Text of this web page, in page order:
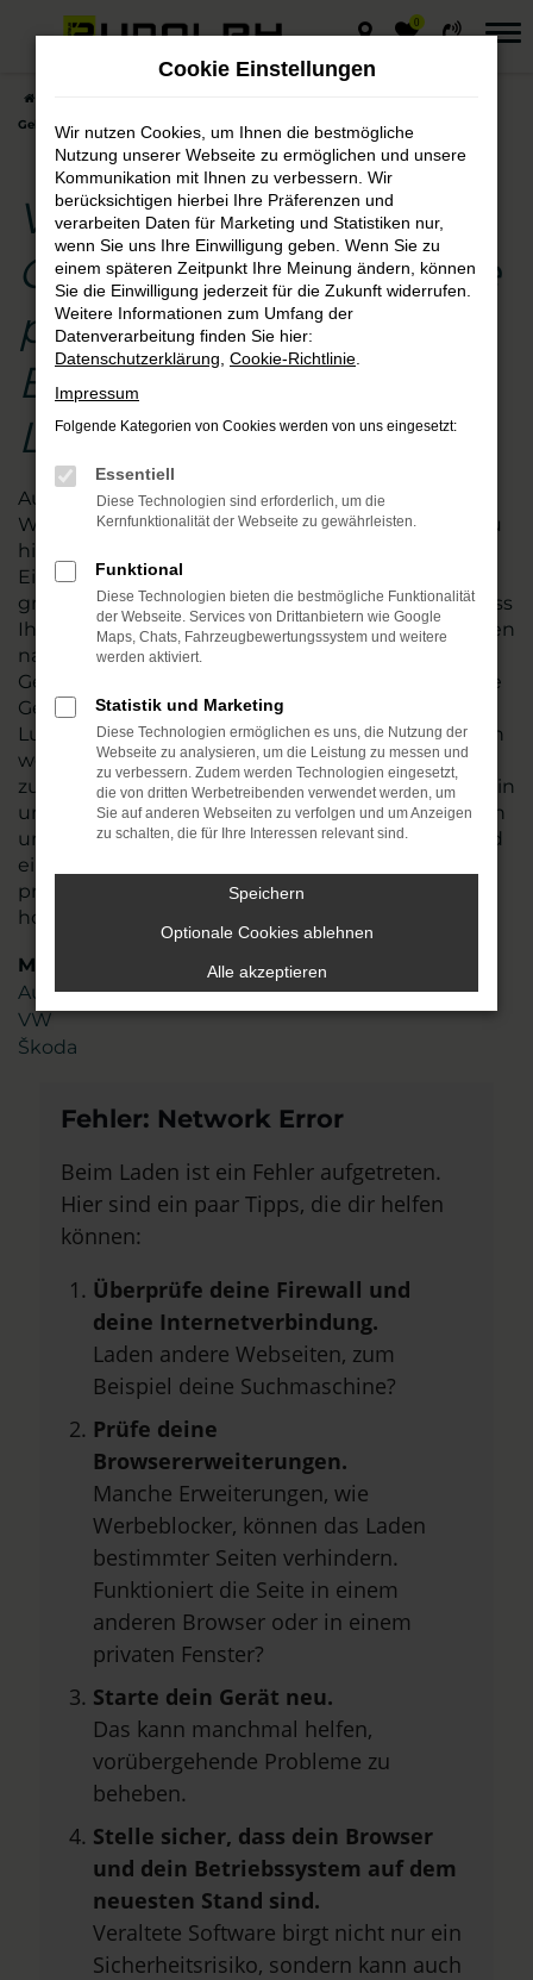
Zum
0
Gebrauchtwagen – die preisgünstige Entscheidung für Lutherstadt Eisleben
VW Golf
Gebrauchtwagen – die
preisgünstige
Entscheidung für
Lutherstadt Eisleben
Augen auf beim VW Golf Gebrauchtwagen- Kauf.
Wir vom Autohaus Rudolph schauen für Sie genau
hin und führen vor dem Verkauf nach Lutherstadt
Eisleben oder an einen anderen Ort einen
gründlichen Check durch. Wir stellen so sicher, dass
Ihr Fahrzeug einwandfrei funktioniert und tauschen
natürlich auch Verschleißteile aus. VW Golf
Gebrauchtwagen sind in den meisten Fällen junge
Gebrauchte, die noch einige Jahre Mobilität in
Lutherstadt Eisleben möglich machen. Angeboten
werden die Fahrzeug zum fairen Preis und sind
zudem nahezu umgehend verfügbar. Stöbern Sie in
unserem Sortiment oder lassen Sie sich gezielt von
uns beraten. Mit mehr als 45 Jahren Erfahrung und
einem Team aus mehr als 110 Mitarbeitenden
profitieren Sie von unserem erstklassigen Know-
how und unserer Liebe zum Service.
Marken
Audi
VW
Škoda
Fehler: Network Error
Beim Laden ist ein Fehler aufgetreten.
Hier sind ein paar Tipps, die dir helfen
können:
Überprüfe deine Firewall und
deine Internetverbindung.
Laden andere Webseiten, zum
Beispiel deine Suchmaschine?
Prüfe deine
Browsererweiterungen.
Manche Erweiterungen, wie
Werbeblocker, können das Laden
bestimmter Seiten verhindern.
Funktioniert die Seite in einem
anderen Browser oder in einem
privaten Fenster?
Starte dein Gerät neu.
Das kann manchmal helfen,
vorübergehende Probleme zu
beheben.
Stelle sicher, dass dein Browser
und dein Betriebssystem auf dem
neuesten Stand sind.
Veraltete Software birgt nicht nur ein
Sicherheitsrisiko, sondern kann auch
Cookie Einstellungen
Wir nutzen Cookies, um Ihnen die bestmögliche
Nutzung unserer Webseite zu ermöglichen und unsere
Kommunikation mit Ihnen zu verbessern. Wir
berücksichtigen hierbei Ihre Präferenzen und
verarbeiten Daten für Marketing und Statistiken nur,
wenn Sie uns Ihre Einwilligung geben. Wenn Sie zu
einem späteren Zeitpunkt Ihre Meinung ändern, können
Sie die Einwilligung jederzeit für die Zukunft widerrufen.
Weitere Informationen zum Umfang der
Datenverarbeitung finden Sie hier:
Datenschutzerklärung Cookie-Richtlinie
Impressum
Folgende Kategorien von Cookies werden von uns eingesetzt:
Essentiell
Diese Technologien sind erforderlich, um die
Kernfunktionalität der Webseite zu gewährleisten.
Funktional
Diese Technologien bieten die bestmögliche Funktionalität
der Webseite. Services von Drittanbietern wie Google
Maps, Chats, Fahrzeugbewertungssystem und weitere
werden aktiviert.
Statistik und Marketing
Diese Technologien ermöglichen es uns, die Nutzung der
Webseite zu analysieren, um die Leistung zu messen und
zu verbessern. Zudem werden Technologien eingesetzt,
die von dritten Werbetreibenden verwendet werden, um
Sie auf anderen Webseiten zu verfolgen und um Anzeigen
zu schalten, die für Ihre Interessen relevant sind.
Speichern
Optionale Cookies ablehnen
Alle akzeptieren